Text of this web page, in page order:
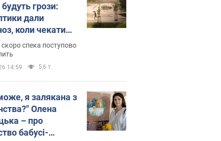
грози:
дали
коли чекати
погоди
скоро спека поступово
14:59 5,6 т.
я залякана з
Олена
– про
бабусі-